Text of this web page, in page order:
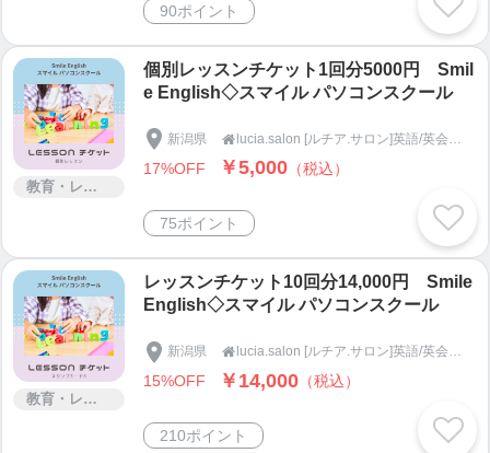
90ポイント
教育・レッスン・講習
個別レッスンチケット1回分5000円 Smil
e English◇スマイル パソコンスクール
新潟県 
17%OFF ￥5,000 （税込）
75ポイント
教育・レッスン・講習
レッスンチケット10回分14,000円 Smile
English◇スマイル パソコンスクール
新潟県  lucia.salon [ルチア.サロン]英語/英会話/パソコンスクール
15%OFF ￥14,000 （税込）
210ポイント